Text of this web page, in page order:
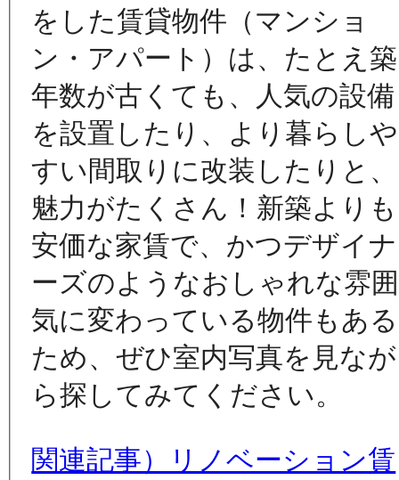
をした賃貸物件（マンショ
ン・アパート）は、たとえ築
年数が古くても、人気の設備
を設置したり、より暮らしや
すい間取りに改装したりと、
魅力がたくさん！新築よりも
安価な家賃で、かつデザイナ
ーズのようなおしゃれな雰囲
気に変わっている物件もある
ため、ぜひ室内写真を見なが
ら探してみてください。
関連記事）リノベーション賃